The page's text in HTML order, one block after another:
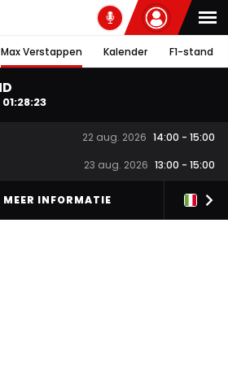
Max Verstappen Kalender F1-stand
01:28:22
22 aug. 2026 14:00 - 15:00
23 aug. 2026 13:00 - 15:00
MEER INFORMATIE